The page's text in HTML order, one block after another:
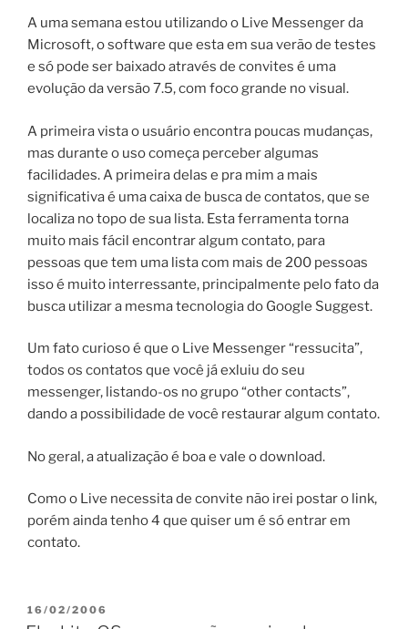
A uma semana estou utilizando o Live Messenger da
Microsoft, o software que esta em sua verão de testes
e só pode ser baixado através de convites é uma
evolução da versão 7.5, com foco grande no visual.
A primeira vista o usuário encontra poucas mudanças,
mas durante o uso começa perceber algumas
facilidades. A primeira delas e pra mim a mais
significativa é uma caixa de busca de contatos, que se
localiza no topo de sua lista. Esta ferramenta torna
muito mais fácil encontrar algum contato, para
pessoas que tem uma lista com mais de 200 pessoas
isso é muito interressante, principalmente pelo fato da
busca utilizar a mesma tecnologia do Google Suggest.
Um fato curioso é que o Live Messenger “ressucita”,
todos os contatos que você já exluiu do seu
messenger, listando-os no grupo “other contacts”,
dando a possibilidade de você restaurar algum contato.
No geral, a atualização é boa e vale o download.
Como o Live necessita de convite não irei postar o link,
porém ainda tenho 4 que quiser um é só entrar em
contato.
PUBLICADO
EM
16/02/2006